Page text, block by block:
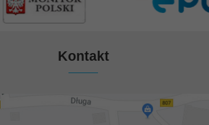
Kontakt